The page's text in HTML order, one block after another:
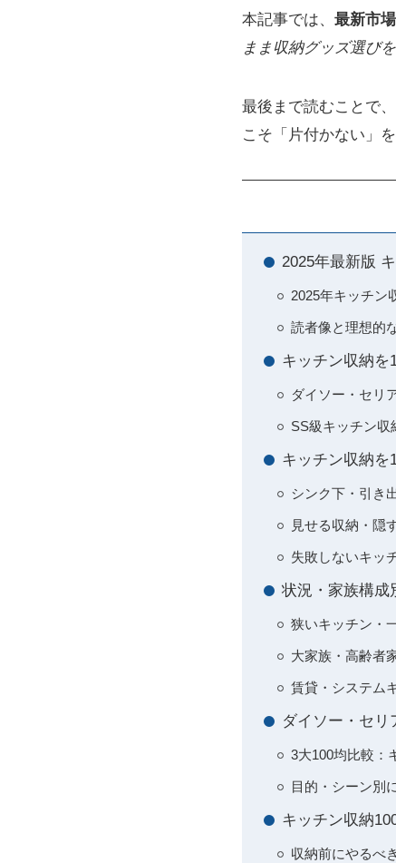
本記事では、 最新市
まま収納グッズ選び
最後まで読むことで
こそ「片付かない」
2025年最新版
2025年キッチン
読者像と理想的
キッチン収納を
ダイソー・セリ
SS級キッチン収
キッチン収納を
シンク下・引き
見せる収納・隠
失敗しないキッ
状況・家族構成
狭いキッチン・
大家族・高齢者
賃貸・システム
ダイソー・セ
3大100均比較：
目的・シーン別
キッチン収納
収納前にやるべ